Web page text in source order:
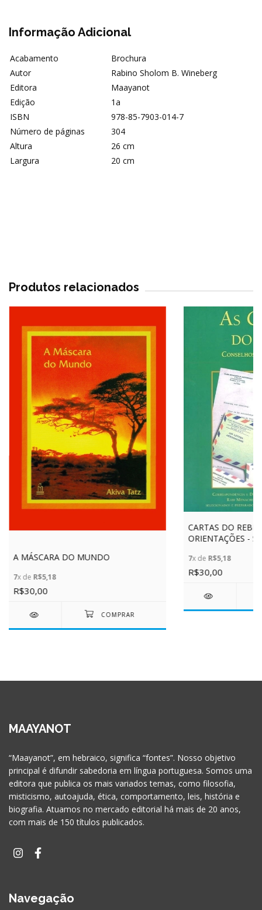
Informação Adicional
Acabamento
Brochura
Autor
Rabino Sholom B. Wineberg
Editora
Maayanot
Edição
1a
ISBN
978-85-7903-014-7
Número de páginas
304
Altura
26 cm
Largura
20 cm
Produtos relacionados
A MÁSCARA DO MUNDO
7x de R$5,18
R$30,00
CARTAS DO REBE
ORIENTAÇÕES -
7x de R$5,18
R$30,00
MAAYANOT
“Maayanot”, em hebraico, significa “fontes”. Nosso objetivo
principal é difundir sabedoria em língua portuguesa. Somos uma
editora que publica os mais variados temas, como filosofia,
misticismo, autoajuda, ética, comportamento, leis, história e
biografia. Atuamos no mercado editorial há mais de 20 anos,
com mais de 150 títulos publicados.
Navegação